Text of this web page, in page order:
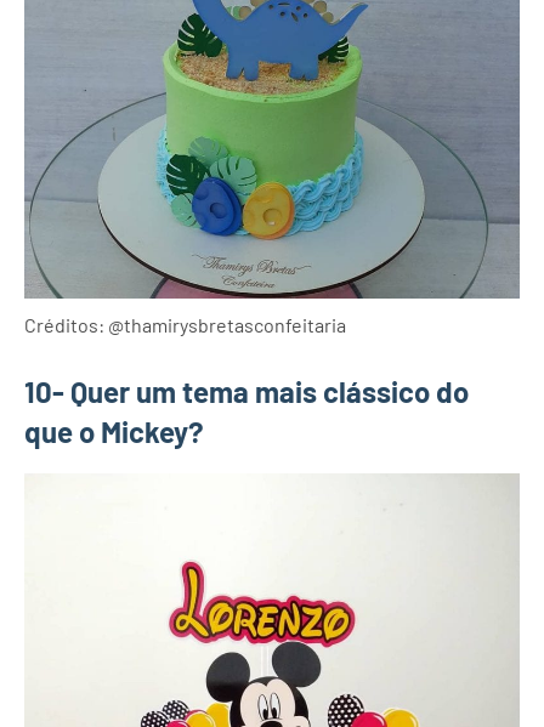
Créditos: @thamirysbretasconfeitaria
10- Quer um tema mais clássico do
que o Mickey?